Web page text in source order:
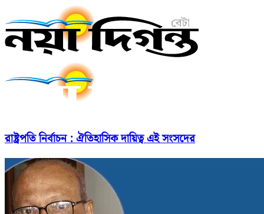
রাষ্ট্রপতি নির্বাচন : ঐতিহাসিক দায়িত্ব এই সংসদের